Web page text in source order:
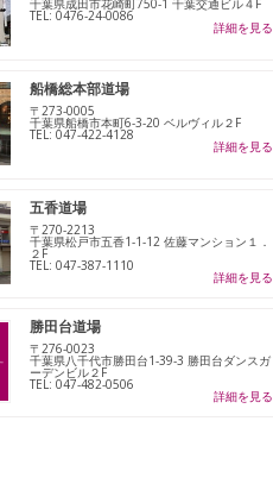
千葉県成田市花崎町750-1 千葉交通ビル４F
TEL: 0476-24-0086
詳細を見る
船橋総本部道場
〒273-0005
千葉県船橋市本町6-3-20 ベルヴィル２F
TEL: 047-422-4128
詳細を見る
五香道場
〒270-2213
千葉県松戸市五香1-1-12 佐藤マンション１．
２F
TEL: 047-387-1110
詳細を見る
勝田台道場
〒276-0023
千葉県八千代市勝田台1-39-3 勝田台ダンスガ
ーデンビル２F
TEL: 047-482-0506
詳細を見る